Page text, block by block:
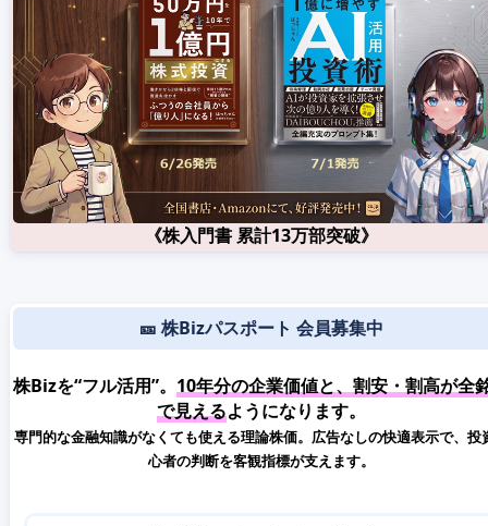
《株入門書 累計13万部突破》
🎫 株Bizパスポート 会員募集中
株Bizを“フル活用”。 10年分の企業価値と、割安・割高が全
で見えるようになります。
専門的な金融知識がなくても使える理論株価。広告なしの快適表示で、投
心者の判断を客観指標が支えます。